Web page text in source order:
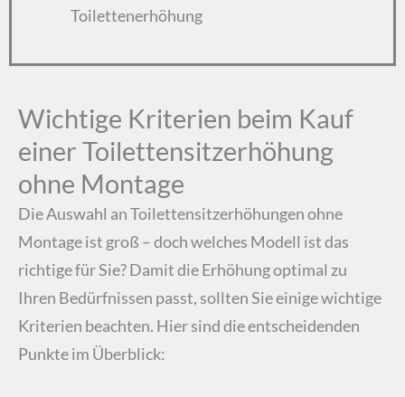
Toilettenerhöhung
Wichtige Kriterien beim Kauf
einer Toilettensitzerhöhung
ohne Montage
Die Auswahl an Toilettensitzerhöhungen ohne
Montage ist groß – doch welches Modell ist das
richtige für Sie? Damit die Erhöhung optimal zu
Ihren Bedürfnissen passt, sollten Sie einige wichtige
Kriterien beachten. Hier sind die entscheidenden
Punkte im Überblick: